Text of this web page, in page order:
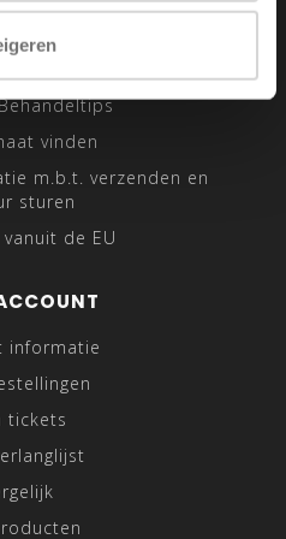
vinden
m.b.t. verzenden en
sturen
de EU
informatie
tickets